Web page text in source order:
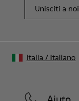
Unisciti a noi
Italia / Italiano